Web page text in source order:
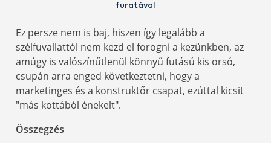
furatával
Ez persze nem is baj, hiszen így legalább a
szélfuvallattól nem kezd el forogni a kezünkben, az
amúgy is valószínűtlenül könnyű futású kis orsó,
csupán arra enged következtetni, hogy a
marketinges és a konstruktőr csapat, ezúttal kicsit
"más kottából énekelt".
Összegzés